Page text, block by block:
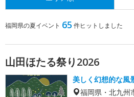
福岡県の夏イベント 65 件ヒットしました
山田ほたる祭り2026
美しく幻想的な風
福岡県・北九州